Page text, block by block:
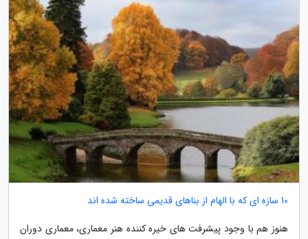
10 سازه ای که با الهام از بناهای قدیمی ساخته شده اند
هنوز هم با وجود پیشرفت های خیره کننده هنر معماری، معماری دوران